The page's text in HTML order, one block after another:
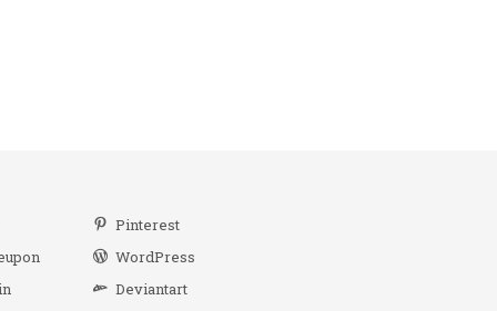
Pinterest
WordPress
Deviantart